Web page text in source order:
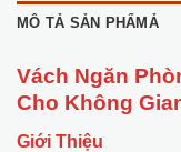
MÔ TẢ SẢN PHẨMẢ
Vách Ngăn
Cho Không
Giới Thiệu